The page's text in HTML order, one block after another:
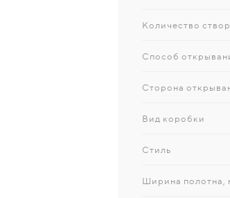
Количество
Способ
Сторона
Вид коробки
Стиль
Ширина полотна,